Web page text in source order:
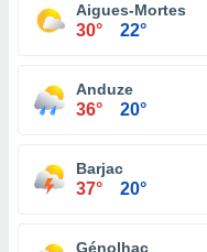
Aigues-Mortes
30° 22°
Anduze
36° 20°
Barjac
37° 20°
Génolhac